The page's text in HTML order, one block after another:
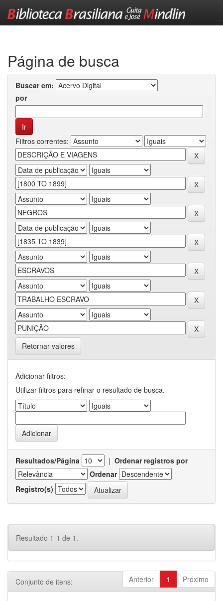
Página de busca
Buscar em:
por
Filtros correntes:
Retornar valores
Adicionar filtros:
Utilizar filtros para refinar o resultado de busca.
Resultados/Página | Ordenar registros por
Ordenar
Registro(s)
Resultado 1-1 de 1.
Anterior 1 Próximo
Conjunto de itens: